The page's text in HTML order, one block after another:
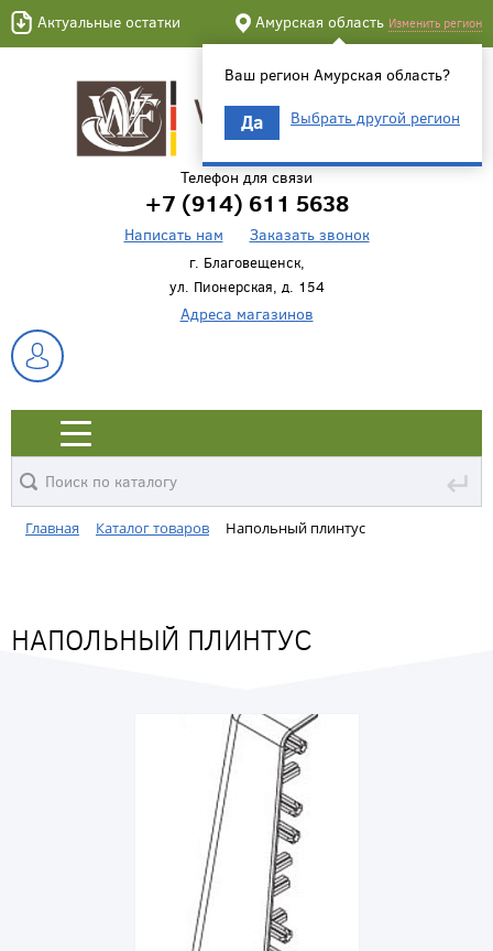
Актуальные остатки Амурская область Изменить регион
Ваш регион Амурская область?
Да Выбрать другой регион
Телефон для связи
+7 (914) 611 5638
Написать нам Заказать звонок
г. Благовещенск,
ул. Пионерская, д. 154
Адреса магазинов
↵
Главная Каталог товаров Напольный плинтус
НАПОЛЬНЫЙ ПЛИНТУС